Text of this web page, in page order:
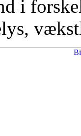
i